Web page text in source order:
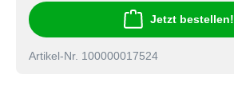
Jetzt bestellen!
Artikel-Nr. 100000017524